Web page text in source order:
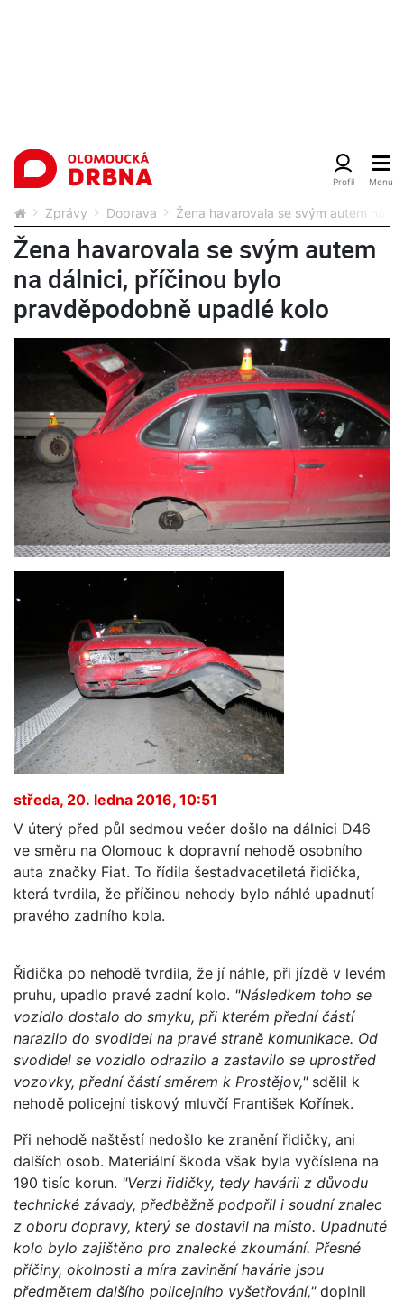
Zprávy Doprava Žena havarovala se svým autem na
Žena havarovala se svým autem
na dálnici, příčinou bylo
pravděpodobně upadlé kolo
středa, 20. ledna 2016, 10:51
V úterý před půl sedmou večer došlo na dálnici D46
ve směru na Olomouc k dopravní nehodě osobního
auta značky Fiat. To řídila šestadvacetiletá řidička,
která tvrdila, že příčinou nehody bylo náhlé upadnutí
pravého zadního kola.
Řidička po nehodě tvrdila, že jí náhle, při jízdě v levém
pruhu, upadlo pravé zadní kolo. "Následkem toho se
vozidlo dostalo do smyku, při kterém přední částí
narazilo do svodidel na pravé straně komunikace. Od
svodidel se vozidlo odrazilo a zastavilo se uprostřed
vozovky, přední částí směrem k Prostějov,"sdělil k
nehodě policejní tiskový mluvčí František Kořínek.
Při nehodě naštěstí nedošlo ke zranění řidičky, ani
dalších osob. Materiální škoda však byla vyčíslena na
190 tisíc korun. "Verzi řidičky, tedy havárii z důvodu
technické závady, předběžně podpořil i soudní znalec
z oboru dopravy, který se dostavil na místo. Upadnuté
kolo bylo zajištěno pro znalecké zkoumání. Přesné
příčiny, okolnosti a míra zavinění havárie jsou
předmětem dalšího policejního vyšetřování,"doplnil